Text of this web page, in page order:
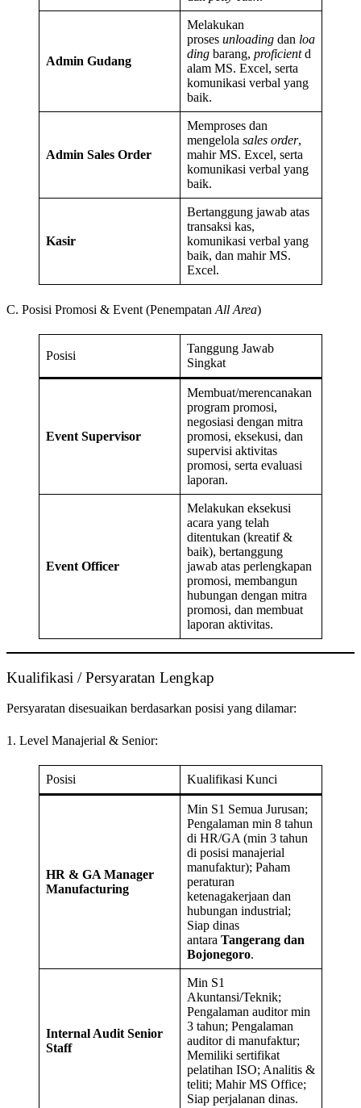
Admin Gudang
Melakukan
proses unloading dan loa
ding barang, proficientd
alam MS. Excel, serta
komunikasi verbal yang
baik.
Admin Sales Order
Memproses dan
mengelola sales order,
mahir MS. Excel, serta
komunikasi verbal yang
baik.
Kasir
Bertanggung jawab atas
transaksi kas,
komunikasi verbal yang
baik, dan mahir MS.
Excel.
C. Posisi Promosi & Event (Penempatan All Area)
Posisi
Tanggung Jawab
Singkat
Event Supervisor
Membuat/merencanakan
program promosi,
negosiasi dengan mitra
promosi, eksekusi, dan
supervisi aktivitas
promosi, serta evaluasi
laporan.
Event Officer
Melakukan eksekusi
acara yang telah
ditentukan (kreatif &
baik), bertanggung
jawab atas perlengkapan
promosi, membangun
hubungan dengan mitra
promosi, dan membuat
laporan aktivitas.
Kualifikasi / Persyaratan Lengkap
Persyaratan disesuaikan berdasarkan posisi yang dilamar:
1. Level Manajerial & Senior:
Posisi Kualifikasi Kunci
HR & GA Manager
Manufacturing
Min S1 Semua Jurusan;
Pengalaman min 8 tahun
di HR/GA (min 3 tahun
di posisi manajerial
manufaktur); Paham
peraturan
ketenagakerjaan dan
hubungan industrial;
Siap dinas
antara Tangerang dan
Bojonegoro.
Internal Audit Senior
Staff
Min S1
Akuntansi/Teknik;
Pengalaman auditor min
3 tahun; Pengalaman
auditor di manufaktur;
Memiliki sertifikat
pelatihan ISO; Analitis &
teliti; Mahir MS Office;
Siap perjalanan dinas.